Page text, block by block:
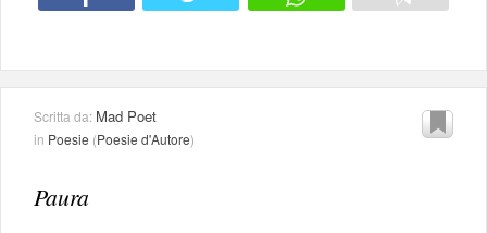
Scritta da: Mad Poet
in Poesie (Poesie d'Autore)
Paura